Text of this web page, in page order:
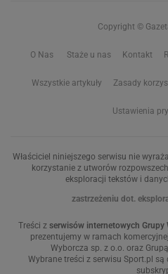
Copyright ©
O Nas Staże u nas Kontakt
Wszystkie artykuły Zasady
Ustawienia
Właściciel niniejszego serwisu nie
korzystanie z utworów
eksploracji tekstów i
zastrzeżeniu dot.
Treści z serwisów internetowych Grupy
prezentujemy w ramach
Wyborcza sp. z o.o. oraz
Wybrane treści z serwisu Sport.pl